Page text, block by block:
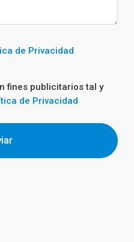
de Privacidad
fines publicitarios tal y
de Privacidad